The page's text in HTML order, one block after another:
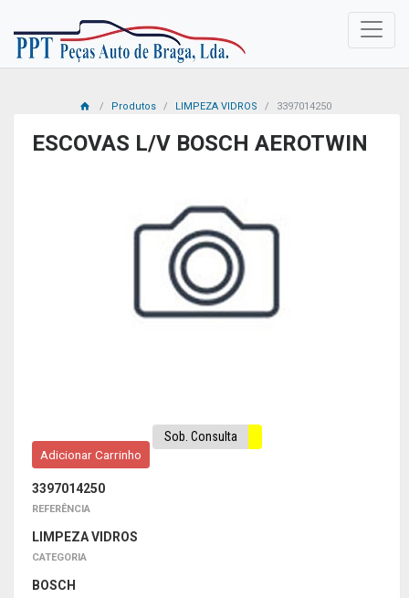
Produtos LIMPEZA VIDROS 3397014250
ESCOVAS L/V BOSCH AEROTWIN
Adicionar Carrinho
Sob. Consulta
3397014250
REFERÊNCIA
LIMPEZA VIDROS
CATEGORIA
BOSCH